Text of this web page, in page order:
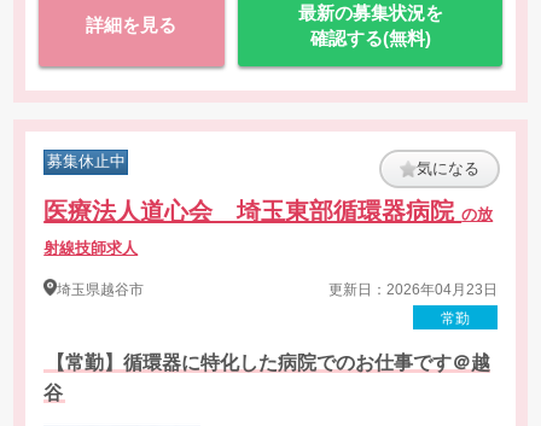
詳細を見る
最新の募集状況を
確認する(無料)
募集休止中 気になる
医療法人道心会 埼玉東部循環器病院の放
射線技師求人
埼玉県越谷市
更新日：2026年04月23日
常勤
【常勤】循環器に特化した病院でのお仕事です＠越
谷